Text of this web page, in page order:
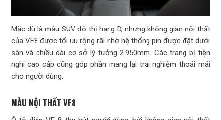
Mặc dù là mẫu SUV đô thị hạng D, nhưng không gian nội thất
của VF8 được tối ưu rộng rãi nhờ hệ thống pin được đặt dưới
sàn và chiều dài cơ sở lý tưởng 2.950mm. Các trang bị tiện
nghi cao cấp cũng góp phần mang lại trải nghiệm thoải mái
cho người dùng.
MÀU NỘI THẤT VF8